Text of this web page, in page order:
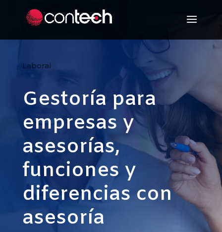
Laboral
Gestoría para
empresas y
asesorías,
funciones y
diferencias con
asesoría